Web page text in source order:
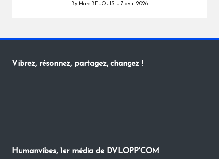
Posted
By Marc BELOUIS 7 avril 2026
Vibrez, résonnez, partagez, changez !
Humanvibes, 1er média de DVLOPP'COM